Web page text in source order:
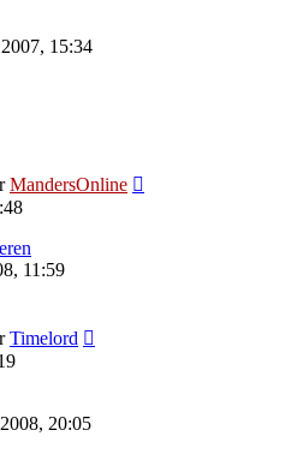
15:34
MandersOnline
11:59
Timelord
20:05